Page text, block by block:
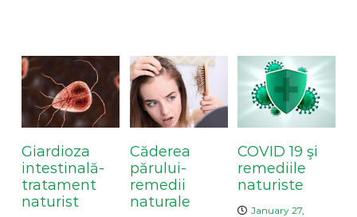
i
g
a
t
o
n
Giardioza
intestinală-
tratament
naturist
Căderea
părului-
remedii
naturale
COVID 19 şi
remediile
naturiste
January 27,